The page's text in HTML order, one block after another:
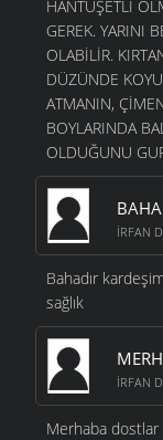
HANTUŞETLİ
GEREK. YARINI
OLABİLİR.
DÜZÜNDE
ATMANIN,
BOYLARINDA
OLDUĞUNU
İRFAN
Bahadır
sağlık
İRFAN
Merhaba dostlar